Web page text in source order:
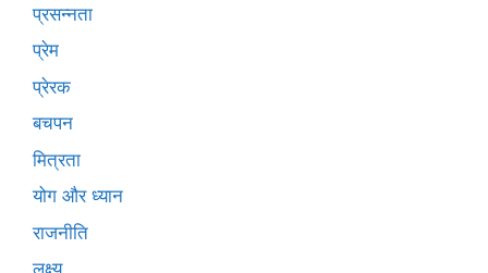
प्रसन्नता
प्रेम
प्रेरक
बचपन
मित्रता
योग और ध्यान
राजनीति